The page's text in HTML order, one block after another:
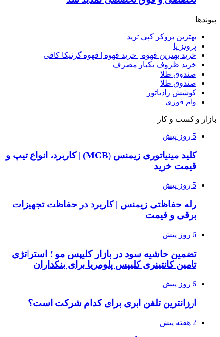
پیوندها
بهترین بروکر کپی ترید
پروتز پا
خرید بهترین قهوه | خرید قهوه | قهوه گرنیکا کافی
خرید ظروف یکبار مصرف
صندوق طلا
صندوق طلا
کوشش رادیاتور
وام فوری
بازار و کسب و کار
5 روز پیش
کلید مینیاتوری زیمنس (MCB) | کاربرد، انواع تیپ و
قیمت خرید
5 روز پیش
رله حفاظتی زیمنس | کاربرد در حفاظت تجهیزات
برقی و قیمت
6 روز پیش
تضمین حاشیه سود در بازار کلیپس مو ؛ استراتژی
تامین کانتینری کلیپس پلومریا برای بنکداران
6 روز پیش
ارزانترین تلفن ابری برای کدام شرکت است؟
2 هفته پیش